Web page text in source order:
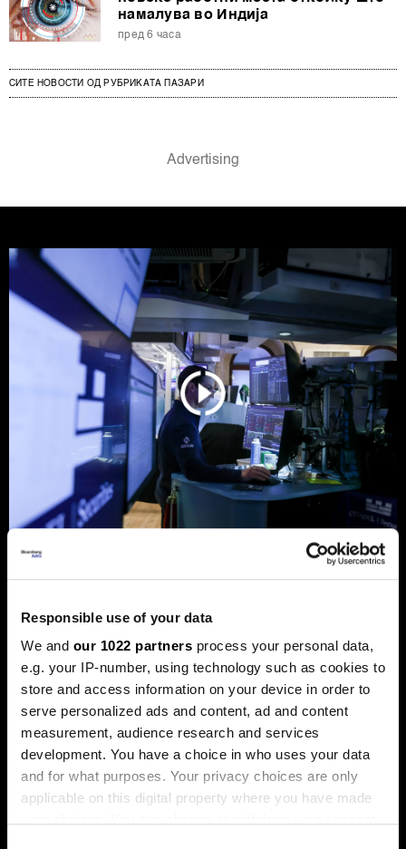
Responsible use of your data
We and our 1022 partners process your personal data,
e.g. your IP-number, using technology such as cookies to
store and access information on your device in order to
serve personalized ads and content, ad and content
measurement, audience research and services
development. You have a choice in who uses your data
and for what purposes. Your privacy choices are only
applicable on this digital property where you have made
намалува во Индија
пред 6 часа
СИТЕ НОВОСТИ ОД РУБРИКАТА ПАЗАРИ
Берзански преглед: Волстрит
еуфоричен, Коspi рекорден, а на
хоризонтот бура
еуфоријата, политичките потреси и инфлацијата ги
погодија обврзниците